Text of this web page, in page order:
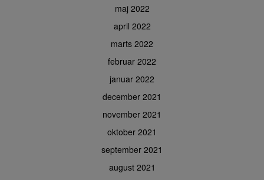
maj 2022
april 2022
marts 2022
februar 2022
januar 2022
december 2021
november 2021
oktober 2021
september 2021
august 2021